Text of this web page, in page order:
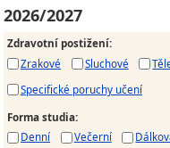
2026/2027
Zdravotní postižení:
Zrakové
Sluchové
Specifické poruchy učení
Forma studia:
Denní
Večerní